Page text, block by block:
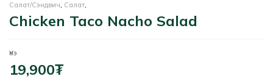
Салат/Сэндвич, Салат,
Chicken Taco Nacho Salad
Үнэ
19,900₮